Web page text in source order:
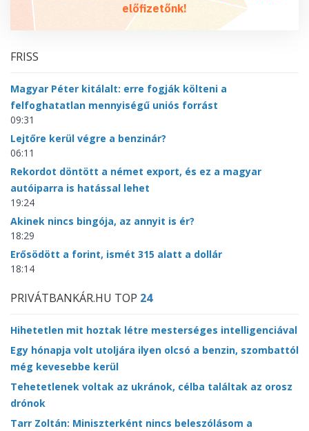
előfizetőnk!
FRISS
Magyar Péter kitálalt: erre fogják költeni a
felfoghatatlan mennyiségű uniós forrást
09:31
Lejtőre kerül végre a benzinár?
06:11
Rekordot döntött a német export, és ez a magyar
autóiparra is hatással lehet
19:24
Akinek nincs bingója, az annyit is ér?
18:29
Erősödött a forint, ismét 315 alatt a dollár
18:14
PRIVÁTBANKÁR.HU TOP 24
Hihetetlen mit hoztak létre mesterséges intelligenciával
Egy hónapja volt utoljára ilyen olcsó a benzin, szombattól
még kevesebbe kerül
Tehetetlenek voltak az ukránok, célba találtak az orosz
drónok
Tarr Zoltán: Miniszterként nincs beleszólásom a